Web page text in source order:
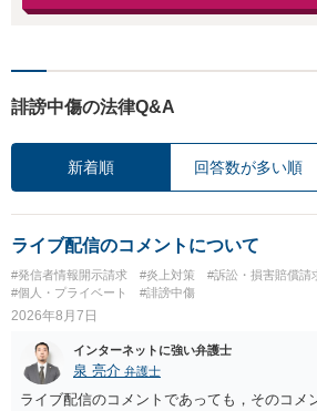
誹謗中傷の法律Q&A
新着順 回答数が多い順
ライブ配信のコメントについて
#発信者情報開示請求 #炎上対策 #訴訟・損害賠償請
#個人・プライベート
#誹謗中傷
2026年8月7日
インターネットに強い弁護士
泉 亮介 弁護士
ライブ配信のコメントであっても，そのコメ